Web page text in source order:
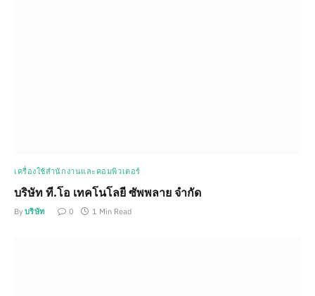
เครื่องใช้สำนักงานและคอมพิวเตอร์
บริษัท ที.โอ เทคโนโลยี ซัพพลาย จำกัด
By บริษัท 0 1 Min Read